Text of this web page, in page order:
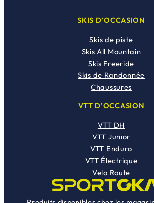
SKIS D’OCCASION
Skis de piste
Skis All Mountain
Skis Freeride
Skis de Randonnée
Chaussures
VTT D’OCCASION
VTT DH
VTT Junior
VTT Enduro
VTT Électrique
Velo Route